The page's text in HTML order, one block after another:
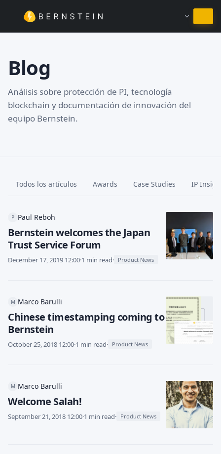
Permanecer en Español
Blog
Análisis sobre protección de PI, tecnología
blockchain y documentación de innovación del
equipo Bernstein.
Todos los artículos Awards Case Studies IP
P Paul Reboh
Bernstein welcomes the Japan
Trust Service Forum
December 17, 2019 12:00·1 min read· Product News
M Marco Barulli
Chinese timestamping coming to
Bernstein
October 25, 2018 12:00·1 min read· Product News
M Marco Barulli
Welcome Salah!
September 21, 2018 12:00·1 min read· Product News